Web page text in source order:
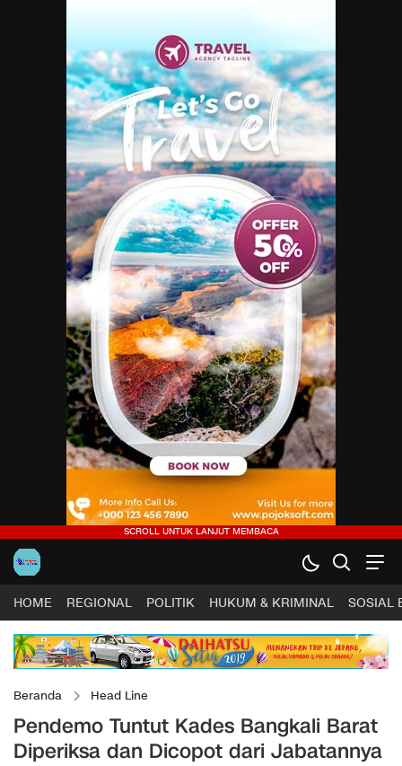
HOME REGIONAL POLITIK HUKUM & KRIMINAL SOSIAL
Beranda Head Line
Pendemo Tuntut Kades Bangkali Barat
Diperiksa dan Dicopot dari Jabatannya